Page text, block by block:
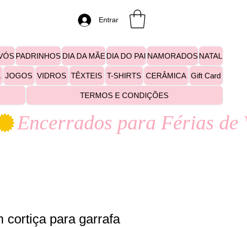
Entrar
cortiça para garrafa
PADRINHOS DIA DA MÃE DIA DO PAI NAMORADOSNATAL
JOGOS VIDROS TÊXTEIS T-SHIRTS CERÂMICA Gift Card
TERMOS E CONDIÇÕES